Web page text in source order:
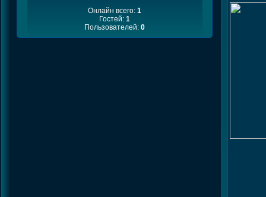
Онлайн всего: 1
Гостей: 1
Пользователей: 0